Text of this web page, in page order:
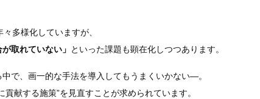
多様化していますが、
取れていない」 といった課題も顕在化しつつあります。
で、画一的な手法を導入してもうまくいかない—。
献する施策”を見直すことが求められています。